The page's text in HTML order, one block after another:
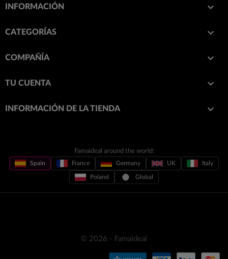
INFORMACIÓN 
CATEGORÍAS 
COMPAÑÍA 
TU CUENTA 
INFORMACIÓN DE LA TIENDA keyboard_arrow_down
Famaideal around the world:
Spain France Germany UK Italy
Poland Global
© 2026 - Famaideal